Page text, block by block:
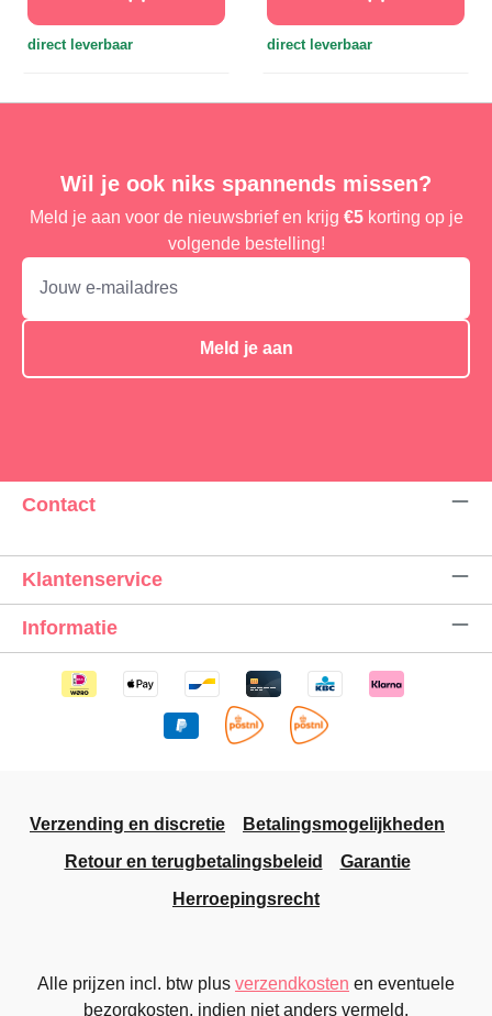
direct leverbaar direct leverbaar
Wil je ook niks spannends missen?
Meld je aan voor de nieuwsbrief en krijg €5korting op je
volgende bestelling!
Meld je aan
Contact
Klantenservice
Informatie
Verzending en discretie
Betalingsmogelijkheden
Retour en terugbetalingsbeleid
Garantie
Herroepingsrecht
Alle prijzen incl. btw plus verzendkosten en eventuele
bezorgkosten, indien niet anders vermeld.